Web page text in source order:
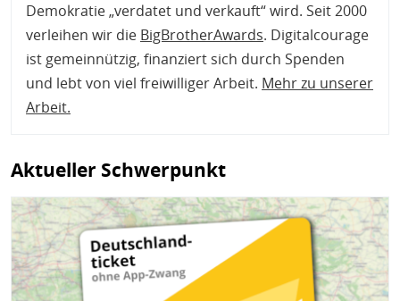
Demokratie „verdatet und verkauft“ wird. Seit 2000
verleihen wir die BigBrotherAwards. Digitalcourage
ist gemeinnützig, finanziert sich durch Spenden
und lebt von viel freiwilliger Arbeit. Mehr zu unserer
Arbeit.
Aktueller Schwerpunkt
Bild